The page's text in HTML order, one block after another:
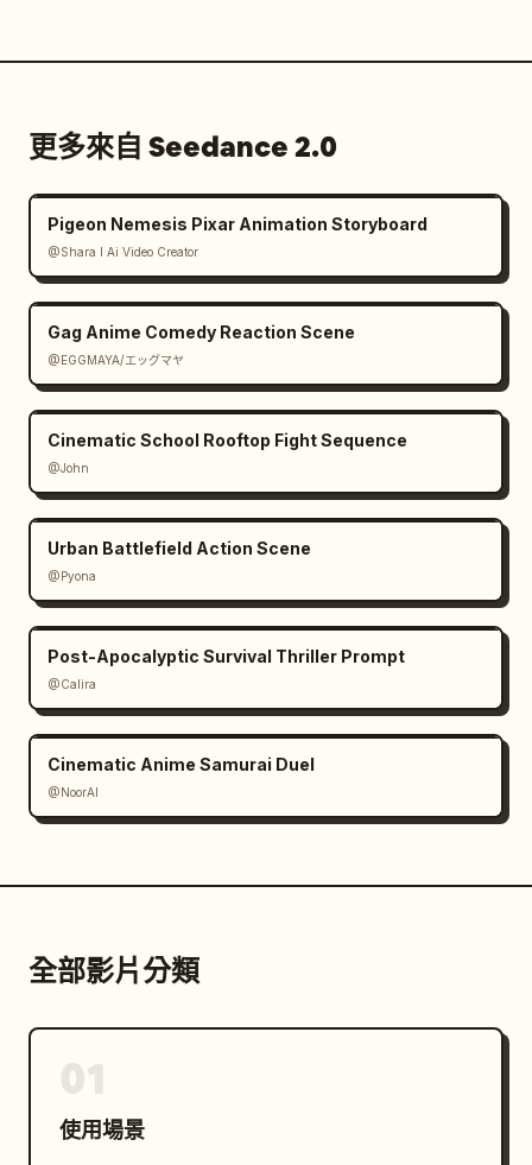
更多來自 Seedance 2.0
Pigeon Nemesis Pixar Animation Storyboard
@Shara I Ai Video Creator
Gag Anime Comedy Reaction Scene
@EGGMAYA/エッグマヤ
Cinematic School Rooftop Fight Sequence
@John
Urban Battlefield Action Scene
@Pyona
Post-Apocalyptic Survival Thriller Prompt
@Calira
Cinematic Anime Samurai Duel
@NoorAI
全部影片分類
使用場景